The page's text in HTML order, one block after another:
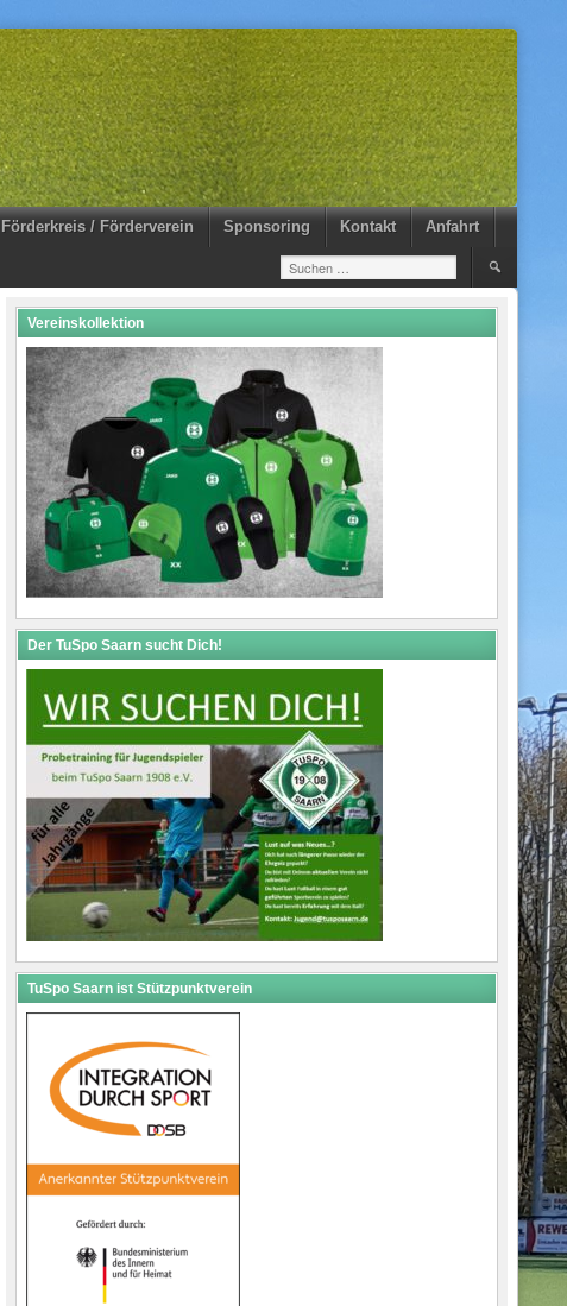
Förderkreis / Förderverein Sponsoring Kontakt Anfahrt
Suchen
Vereinskollektion
Der TuSpo Saarn sucht Dich!
TuSpo Saarn ist Stützpunktverein